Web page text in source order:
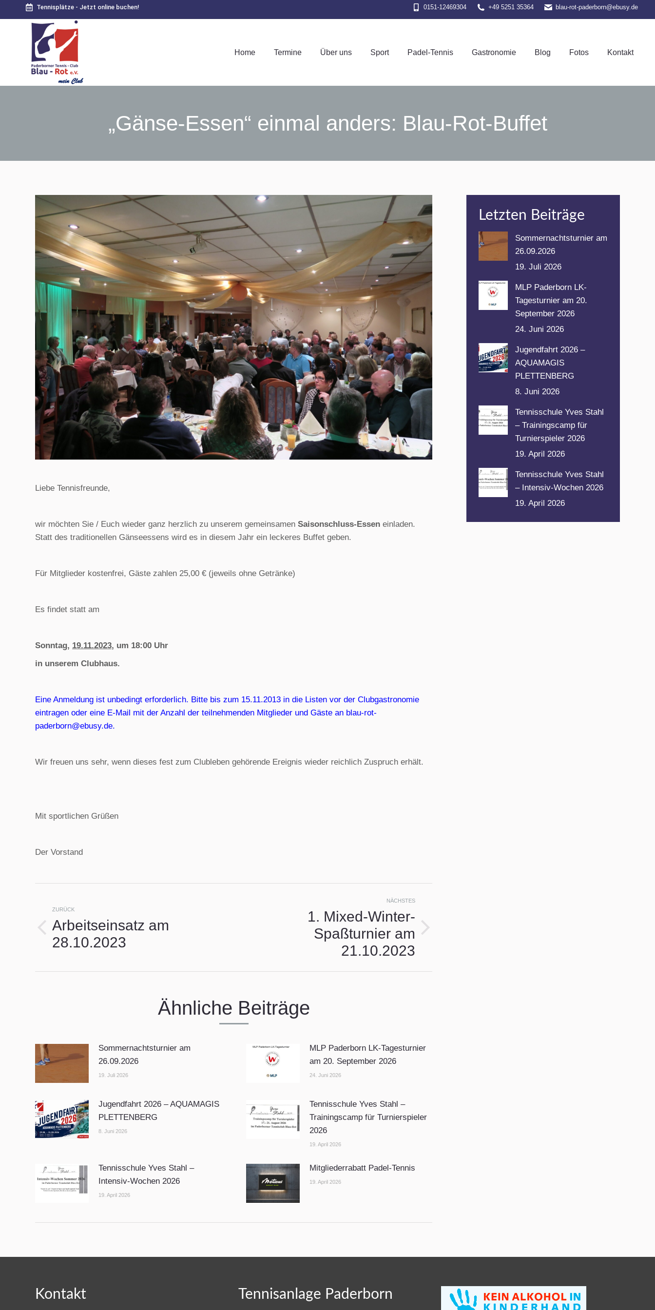
Tennisplätze - Jetzt online buchen! 0151-12469304 +49 5251 35364 blau-rot-paderborn@ebusy.de
Home Termine Über uns Sport Padel-Tennis Gastronomie Blog Fotos Kontakt
„Gänse-Essen“ einmal anders: Blau-Rot-Buffet
Liebe Tennisfreunde,
wir möchten Sie / Euch wieder ganz herzlich zu unserem gemeinsamen Saisonschluss-Essen einladen.
Statt des traditionellen Gänseessens wird es in diesem Jahr ein leckeres Buffet geben.
Für Mitglieder kostenfrei, Gäste zahlen 25,00 € (jeweils ohne Getränke)
Es findet statt am
Sonntag, 19.11.2023, um 18:00 Uhr
in unserem Clubhaus.
Eine Anmeldung ist unbedingt erforderlich. Bitte bis zum 15.11.2013 in die Listen vor der Clubgastronomie
eintragen oder eine E-Mail mit der Anzahl der teilnehmenden Mitglieder und Gäste an blau-rot-
paderborn@ebusy.de.
Wir freuen uns sehr, wenn dieses fest zum Clubleben gehörende Ereignis wieder reichlich Zuspruch erhält.
Mit sportlichen Grüßen
Der Vorstand
ZURÜCK
Vorheriger
Beitrag:
Arbeitseinsatz am
28.10.2023
NÄCHSTES
1. Mixed-Winter-
Spaßturnier am
21.10.2023
Ähnliche Beiträge
Sommernachtsturnier am
26.09.2026
19. Juli 2026
MLP Paderborn LK-Tagesturnier
am 20. September 2026
24. Juni 2026
Jugendfahrt 2026 – AQUAMAGIS
PLETTENBERG
8. Juni 2026
Tennisschule Yves Stahl –
Trainingscamp für Turnierspieler
2026
19. April 2026
Tennisschule Yves Stahl –
Intensiv-Wochen 2026
19. April 2026
Mitgliederrabatt Padel-Tennis
19. April 2026
Letzten Beiträge
Sommernachtsturnier am
26.09.2026
19. Juli 2026
MLP Paderborn LK-
Tagesturnier am 20.
September 2026
24. Juni 2026
Jugendfahrt 2026 –
AQUAMAGIS
PLETTENBERG
8. Juni 2026
Tennisschule Yves Stahl
– Trainingscamp für
Turnierspieler 2026
19. April 2026
Tennisschule Yves Stahl
– Intensiv-Wochen 2026
19. April 2026
Kontakt Tennisanlage Paderborn